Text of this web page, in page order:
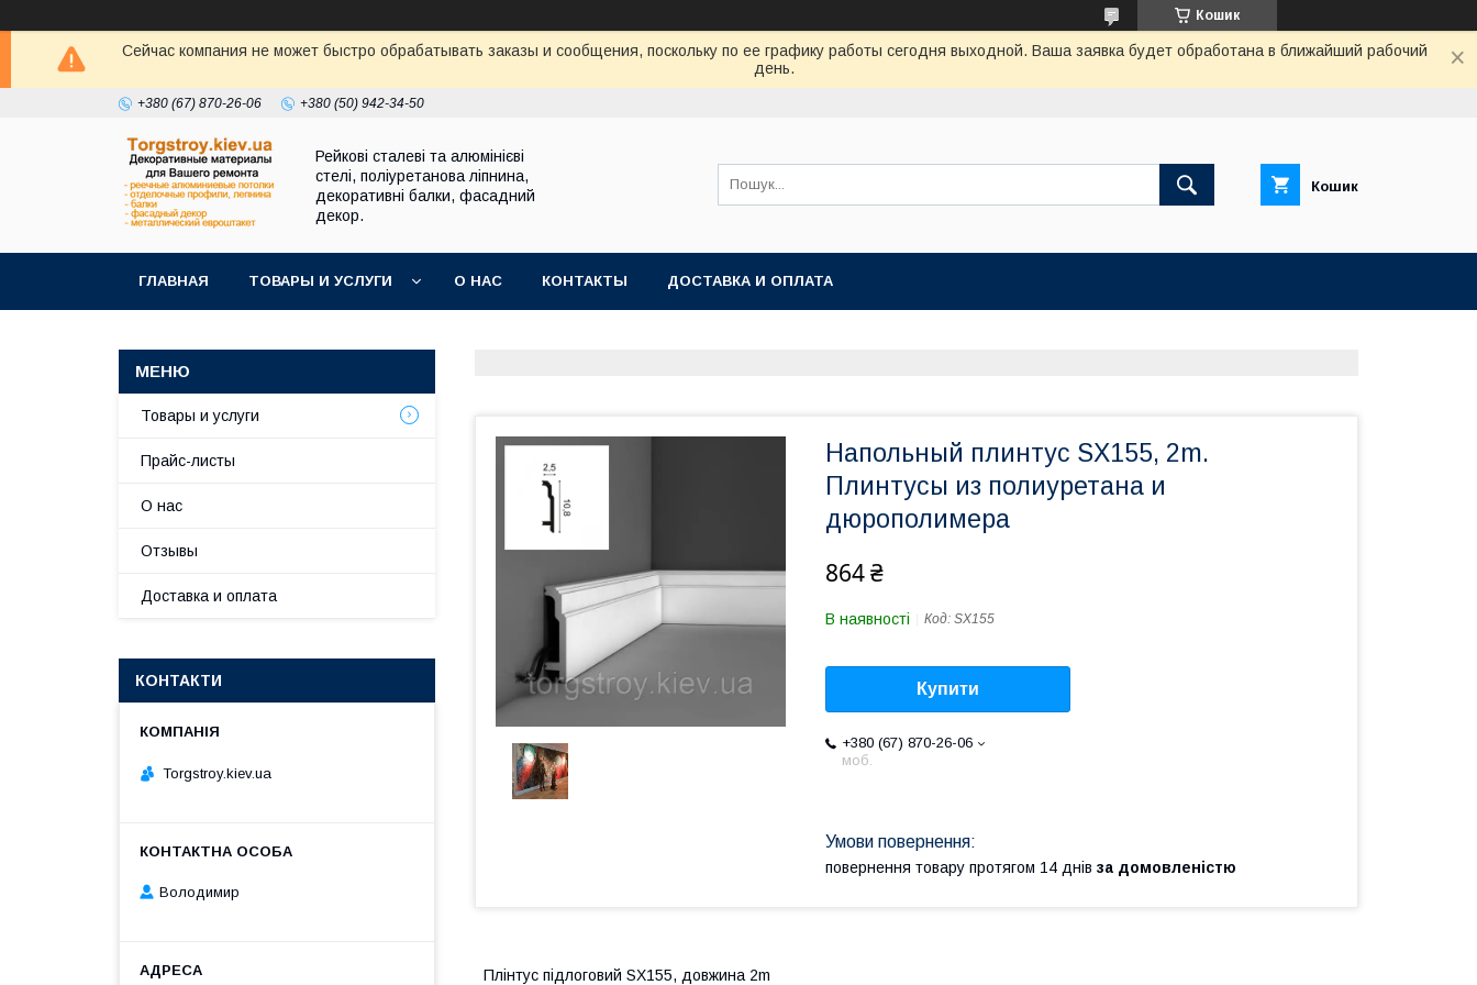
Кошик
Сейчас компания не может быстро обрабатывать заказы и сообщения, поскольку по ее графику работы сегодня выходной. Ваша заявка будет обработана в ближайший рабочий
день.
+380 (67) 870-26-06 +380 (50) 942-34-50
Рейкові сталеві та алюмінієві
стелі, поліуретанова ліпнина,
декоративні балки, фасадний
декор.
Кошик
ГЛАВНАЯ ТОВАРЫ И УСЛУГИ О НАС КОНТАКТЫ ДОСТАВКА И ОПЛАТА
Напольный плинтус SX155, 2m.
Плинтусы из полиуретана и
дюрополимера
864 ₴
В наявності Код: SX155
Купити
+380 (67) 870-26-06
моб.
повернення товару протягом 14 днів за домовленістю
Плінтус підлоговий SX155, довжина 2m
Товары и услуги
Прайс-листы
О нас
Отзывы
Доставка и оплата
КОНТАКТИ
Torgstroy.kiev.ua
Володимир